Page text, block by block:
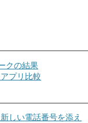
クの結果
プリ比較
しい電話番号を添え